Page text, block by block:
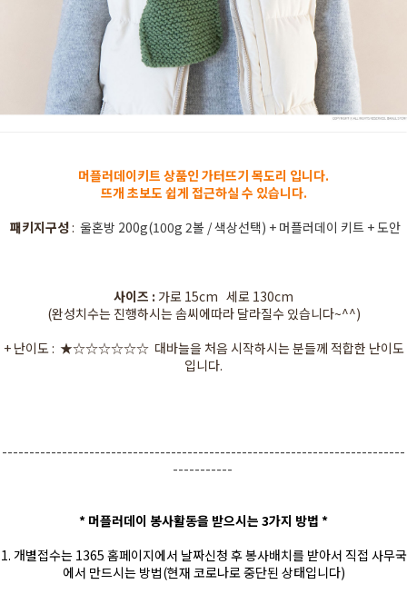
머플러데이키트 상품인 가터뜨기 목도리 입니다.
뜨개 초보도 쉽게 접근하실 수 있습니다.
패키지구성: 울혼방 200g(100g 2볼 / 색상선택) + 머플러데이 키트 + 도안
사이즈 : 가로 15cm 세로 130cm
(완성치수는 진행하시는 솜씨에따라 달라질수 있습니다~^^)
+ 난이도 : ★☆☆☆☆☆☆ 대바늘을 처음 시작하시는 분들께 적합한 난이도
입니다.
--------------------------------------------------------------------------
-----------
* 머플러데이 봉사활동을 받으시는 3가지 방법 *
1. 개별접수는 1365 홈페이지에서 날짜신청 후 봉사배치를 받아서 직접 사무국
에서 만드시는 방법(현재 코로나로 중단된 상태입니다)